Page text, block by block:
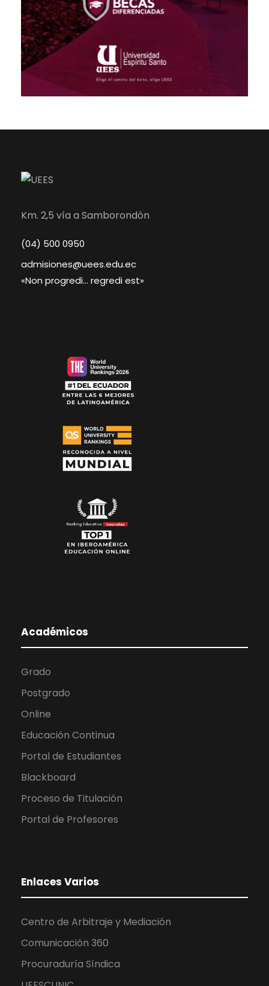
Km. 2,5 vía a Samborondón
(04) 500 0950
admisiones@uees.edu.ec
«Non progredi… regredi est»
Académicos
Grado
Postgrado
Online
Educación Continua
Portal de Estudiantes
Blackboard
Proceso de Titulación
Portal de Profesores
Enlaces Varios
Centro de Arbitraje y Mediación
Comunicación 360
Procuraduría Síndica